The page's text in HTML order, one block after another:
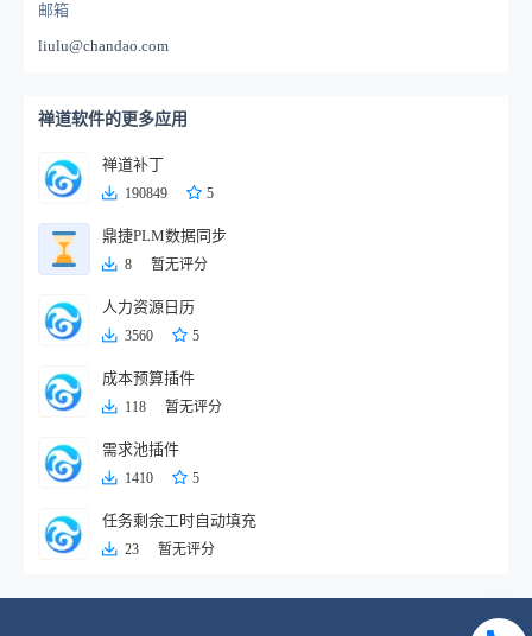
邮箱
liulu@chandao.com
禅道软件的更多应用
禅道补丁
190849 5
鼎捷PLM数据同步
8 暂无评分
人力资源日历
3560 5
成本预算插件
118 暂无评分
需求池插件
1410 5
任务剩余工时自动填充
23 暂无评分